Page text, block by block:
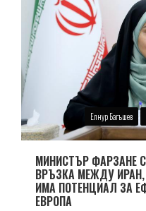
Елнур Багъшев
МИНИСТЪР ФАРЗАНЕ
ВРЪЗКА МЕЖДУ
ИМА ПОТЕНЦИАЛ ЗА
ЕВРОПА